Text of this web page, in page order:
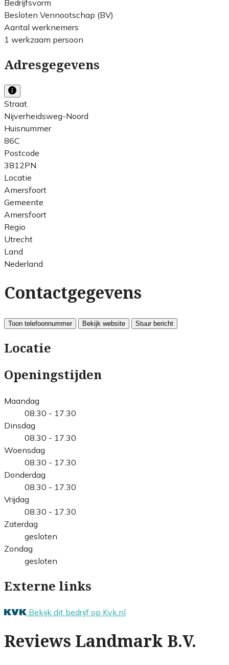
Bedrijfsvorm
Besloten Vennootschap (BV)
Aantal werknemers
1 werkzaam persoon
Adresgegevens
Straat
Nijverheidsweg-Noord
Huisnummer
86C
Postcode
3812PN
Locatie
Amersfoort
Gemeente
Amersfoort
Regio
Utrecht
Land
Nederland
Contactgegevens
Toon telefoonnummer Bekijk website Stuur bericht
Locatie
Openingstijden
Maandag
08.30 - 17.30
Dinsdag
08.30 - 17.30
Woensdag
08.30 - 17.30
Donderdag
08.30 - 17.30
Vrijdag
08.30 - 17.30
Zaterdag
gesloten
Zondag
gesloten
Externe links
Bekijk dit bedrijf op Kvk.nl
Reviews Landmark B.V.